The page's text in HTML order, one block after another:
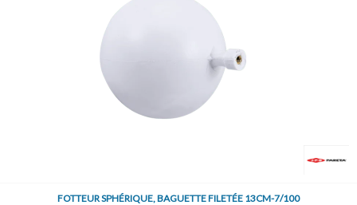
FOTTEUR SPHÉRIQUE, BAGUETTE FILETÉE 13CM-7/100